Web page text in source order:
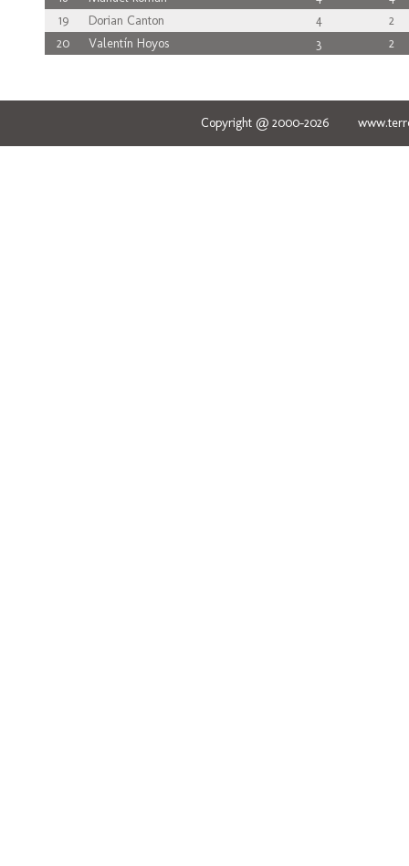
19
Dorian Canton 4
2
20
Valentín Hoyos 3 2
Copyright @ 2000-2026